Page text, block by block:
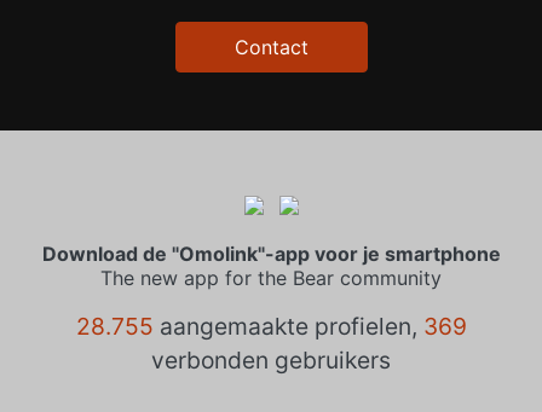
Contact
Download de "Omolink"-app voor je smartphone
The new app for the Bear community
28.755 aangemaakte profielen, 369
verbonden gebruikers